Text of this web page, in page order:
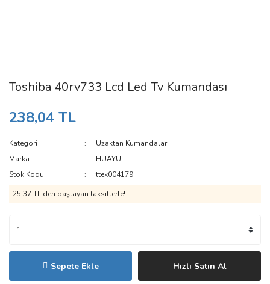
Toshiba 40rv733 Lcd Led Tv Kumandası
238,04 TL
Kategori
Uzaktan Kumandalar
Marka
HUAYU
Stok Kodu
ttek004179
25,37 TL den başlayan taksitlerle!
Sepete Ekle Hızlı Satın Al